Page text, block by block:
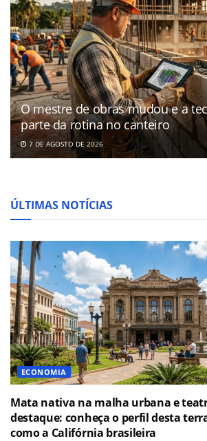
O mestre de obras mudou e a
parte da rotina no canteiro
7 DE AGOSTO DE 2026
ÚLTIMAS NOTÍCIAS
ECONOMIA
Mata nativa na malha urbana e
destaque: conheça o perfil desta
como a Califórnia brasileira